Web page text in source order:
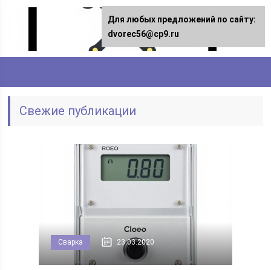
Свежие публикации
Сварка 23.03.2020
Для любых предложений по сайту:
dvorec56@cp9.ru